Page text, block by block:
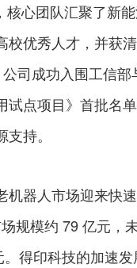
心团队汇聚了新
校优秀人才，并获
司成功入围工信
试点项目》首批名
持。
机器人市场迎来快
规模约 79 亿元，
得印科技的加速